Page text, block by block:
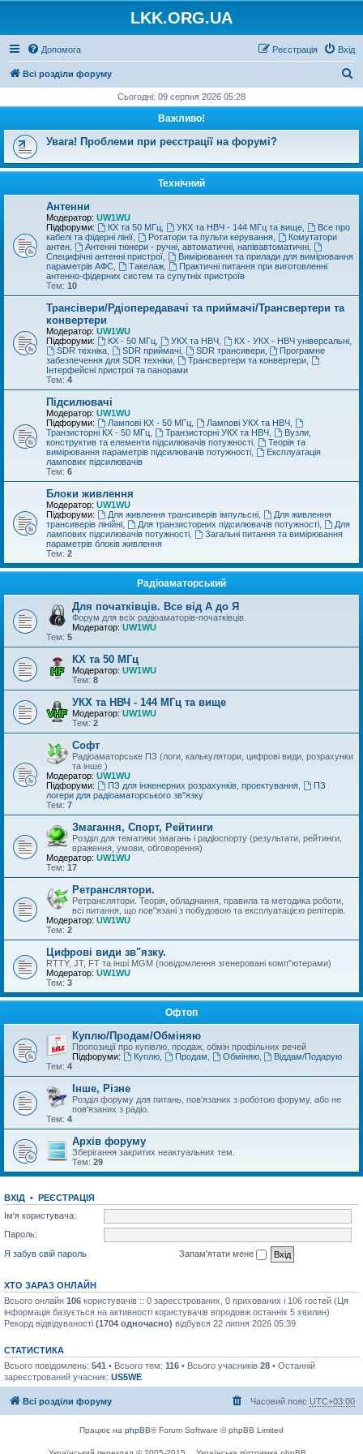
LKK.ORG.UA
Допомога Вхід
Реєстрація
Всі розділи форуму
у
Сьогодні: 09 серпня 2026 05:28
Важливо!
Увага! Проблеми при реєстрації на форумі?
Технічний
Антенни
Модератор: UW1WU
Підфоруми:
КХ та 50 МГц, УКХ та НВЧ - 144 МГц та вище,
Все про
кабелі та фідерні лінії
Ротатори та пульти керування,
Комутатори
антен
Антенні тюнери - ручні, автоматичні, напівавтоматичні,
Специфічні антенні пристрої
Вимірювання та прилади для вимірювання
параметрів АФС
Такелаж,
Практичні питання при виготовленні
антенно-фідерних систем та супутніх пристроїв
Тем: 10
Трансівери/Рдіопередавачі та приймачі/Трансвертери та
конвертери
Модератор: UW1WU
Підфоруми:
КХ - 50 МГц, УКХ та НВЧ, КХ - УКХ - НВЧ універсальні,
SDR техніка, SDR приймачі, SDR трансивери,
Програмне
забезпечення для SDR техніки
Трансвертери та конвертери,
Інтерфейсні пристрої та панорами
Тем: 4
Підсилювачі
Модератор: UW1WU
Підфоруми:
Лампові КХ - 50 МГц, Лампові УКХ та НВЧ,
Транзисторні КХ - 50 МГц
Транзисторні УКХ та НВЧ,
Вузли,
конструктив та елементи підсилювачів потужності
Теорія та
вимірювання параметрів підсилювачів потужності
Експлуатація
лампових підсилювачів
Тем: 6
Блоки живлення
Модератор: UW1WU
Підфоруми:
Для живлення трансиверів імпульсні,
Для живлення
трансиверів лінійні
Для транзисторних підсилювачів потужності,
Для
лампових підсилювачів потужності
Загальні питання та вимірювання
параметрів блоків живлення
Тем: 2
Радіоаматорський
Для початківців. Все від А до Я
Форум для всіх радіоаматорів-початківців.
Модератор: UW1WU
Тем: 5
КХ та 50 МГц
Модератор: UW1WU
Тем: 8
УКХ та НВЧ - 144 МГц та вище
Модератор: UW1WU
Тем: 2
Софт
Радіоаматорське ПЗ (логи, калькулятори, цифрові види, розрахунки
та інше )
Модератор: UW1WU
Підфоруми:
ПЗ для інженерних розрахунків, проектування,
ПЗ
логери для радіоаматорського зв"язку
Тем: 7
Змагання, Спорт, Рейтинги
Розділ для тематики змагань і радіоспорту (результати, рейтинги,
враження, умови, обговорення)
Модератор: UW1WU
Тем: 17
Ретранслятори.
Ретранслятори. Теорія, обладнання, правила та методика роботи,
всі питання, що пов"язані з побудовою та експлуатацією репітерів.
Модератор: UW1WU
Тем: 2
Цифрові види зв"язку.
RTTY, JT, FT та інші MGM (повідомлення згенеровані комп"ютерами)
Модератор: UW1WU
Тем: 3
Офтоп
Куплю/Продам/Обміняю
Пропозиції про купівлю, продаж, обмін профільних речей
Підфоруми:
Куплю, Продам Обміняю,
Віддам/Подарую
Тем: 4
Інше, Різне
Розділ форуму для питань, пов'язаних з роботою форуму, або не
пов'язаних з радіо.
Тем: 4
Архів форуму
Зберігання закритих неактуальних тем.
Тем: 29
ВХІД • РЕЄСТРАЦІЯ
Ім'я користувача:
Пароль:
Я забув свій пароль
Запам'ятати мене
ХТО ЗАРАЗ ОНЛАЙН
Всього онлайн 106 користувачів :: 0 зареєстрованих, 0 прихованих і 106 гостей (Ця
інформація базується на активності користувачів впродовж останніх 5 хвилин)
Рекорд відвідуваності (1704 одночасно) відбувся 22 липня 2026 05:39
СТАТИСТИКА
Всього повідомлень: 541 • Всього тем: 116 • Всього учасників 28 • Останній
зареєстрований учасник: US5WE
Всі розділи форуму Часовий пояс UTC+03:00
Працює на phpBB® Forum Software © phpBB Limited